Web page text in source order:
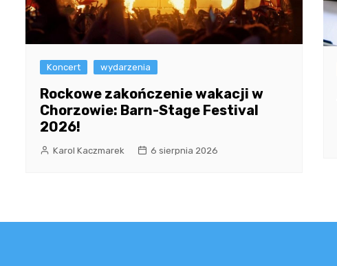
Koncert wydarzenia
Rockowe zakończenie wakacji w
Chorzowie: Barn-Stage Festival
2026!
Karol Kaczmarek 6 sierpnia 2026